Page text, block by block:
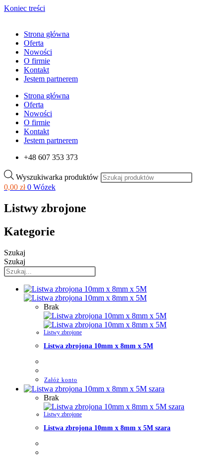
Koniec treści
Strona główna
Oferta
Nowości
O firmie
Kontakt
Jestem partnerem
Strona główna
Oferta
Nowości
O firmie
Kontakt
Jestem partnerem
+48 607 353 373
Wyszukiwarka produktów
0,00 zł 0 Wózek
Listwy zbrojone
Kategorie
Szukaj
Szukaj
Brak
Listwy zbrojone
Listwa zbrojona 10mm x 8mm x 5M
Załóż konto
Brak
Listwy zbrojone
Listwa zbrojona 10mm x 8mm x 5M szara